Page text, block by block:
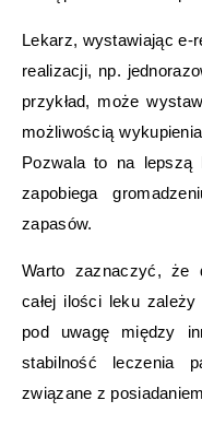
Lekarz, wystawiając e-
realizacji, np.
przykład, może
możliwością
Pozwala to na lepszą
zapobiega
zapasów.
Warto zaznaczyć, że
całej ilości leku
pod uwagę między
stabilność leczenia
związane z